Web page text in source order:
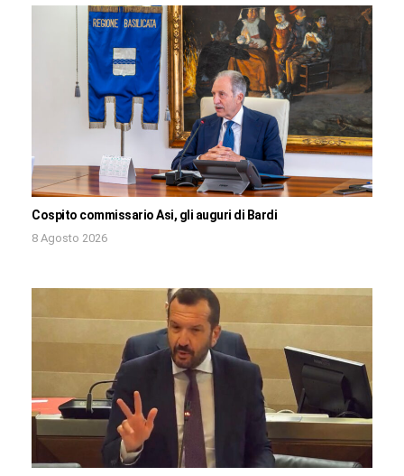
Cospito commissario Asi, gli auguri di Bardi
8 Agosto 2026